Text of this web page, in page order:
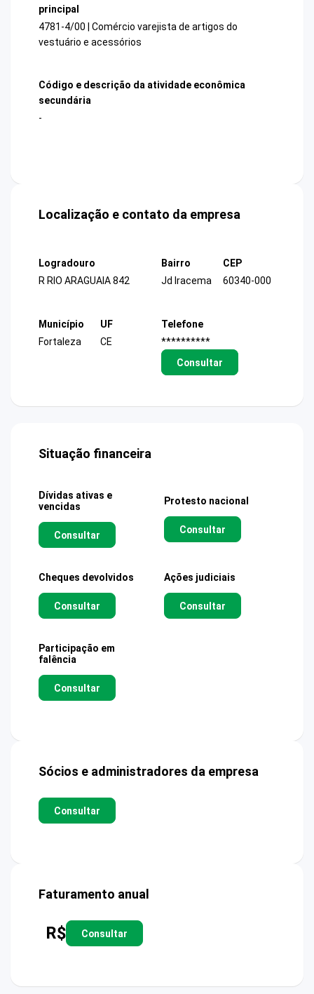
principal
4781-4/00 | Comércio varejista de artigos do
vestuário e acessórios
Código e descrição da atividade econômica
secundária
-
Localização e contato da empresa
Logradouro
R RIO ARAGUAIA 842
Bairro
Jd Iracema
CEP
60340-000
Município
Fortaleza
UF
CE
Telefone
**********
Consultar
Situação financeira
Dívidas ativas e
vencidas
Consultar
Protesto nacional
Consultar
Cheques devolvidos
Consultar
Ações judiciais
Consultar
Participação em
falência
Consultar
Sócios e administradores da empresa
Consultar
Faturamento anual
R$ Consultar